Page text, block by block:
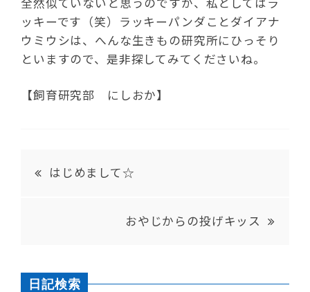
ッキーです（笑）ラッキーパンダことダイアナ
ウミウシは、へんな生きもの研究所にひっそり
といますので、是非探してみてくださいね。
【飼育研究部 にしおか】
はじめまして☆
おやじからの投げキッス
日記検索